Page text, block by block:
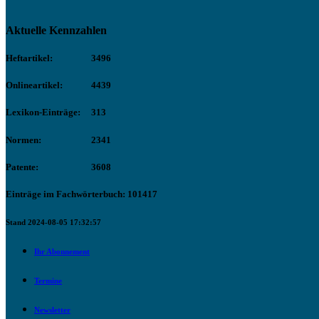
Aktuelle Kennzahlen
Heftartikel: 3496
Onlineartikel: 4439
Lexikon-Einträge: 313
Normen: 2341
Patente: 3608
Einträge im Fachwörterbuch: 101417
Stand 2024-08-05 17:32:57
Ihr Abonnement
Termine
Newsletter